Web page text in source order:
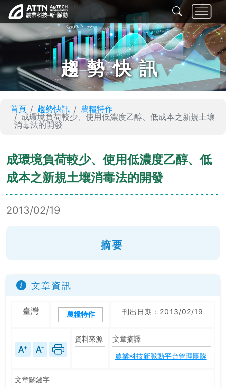
趨勢快訊
首頁 趨勢快訊
農糧特作
成環境負荷較少、使用低濃度乙醇、低成本之新規土壤
消毒法的開發
成環境負荷較少、使用低濃度乙醇、低
成本之新規土壤消毒法的開發
2013/02/19
摘要
文章資訊
臺灣 農糧特作 刊出日期：2013/02/19
資料來源
文章摘譯
農業科技新脈動平台管理團隊
文章關鍵字